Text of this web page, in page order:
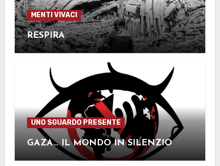
MENTI VIVACI
RESPIRA
UNO SGUARDO PRESENTE
GAZA… IL MONDO IN SILENZIO